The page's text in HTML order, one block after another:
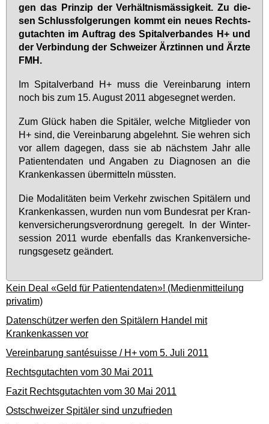
gen das Prin­zip der Ver­hält­nis­mäs­sig­keit. Zu die­
sen Schluss­fol­ge­run­gen kommt ein neu­es Rechts­
gut­ach­ten im Auf­trag des Spi­tal­ver­ban­des H+ und
der Ver­bin­dung der Schwei­zer Ärz­tin­nen und Ärz­te
FMH.
Im Spi­tal­ver­band H+ muss die Ver­ein­ba­rung in­tern
noch bis zum 15. Au­gust 2011 ab­ge­seg­net wer­den.
Zum Glück ha­ben die Spi­tä­ler, wel­che Mit­glie­der von
H+ sind, die Ver­ein­ba­rung ab­ge­lehnt. Sie weh­ren sich
vor al­lem da­ge­gen, dass sie ab nächs­tem Jahr al­le
Pa­ti­en­ten­da­ten und An­ga­ben zu Dia­gno­sen an die
Kran­ken­kas­sen über­mit­teln müss­ten.
Die Mo­da­li­tä­ten beim Ver­kehr zwi­schen Spi­tä­lern und
Kran­ken­kas­sen, wur­den nun vom Bun­des­rat per Kran­
ken­ver­si­che­rungs­ver­ord­nung ge­re­gelt. In der Win­ter­
ses­si­on 2011 wur­de eben­falls das Kran­ken­ver­si­che­
rungs­ge­setz ge­än­dert.
Kein Deal «Geld für Patientendaten»! (Medienmitteilung
privatim)
Datenschützer werfen den Spitälern Handel mit
Krankenkassen vor
Vereinbarung santésuisse / H+ vom 5. Juli 2011
Rechtsgutachten vom 30 Mai 2011
Fazit Rechtsgutachten vom 30 Mai 2011
Ostschweizer Spitäler sind unzufrieden